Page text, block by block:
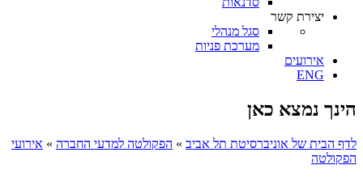
יצירת קשר
סגל מנהלי
מערכת פניות
אירועים
ENG
הינך נמצא כאן
לדף הבית של אוניברסיטת תל אביב » הפקולטה למדעי החברה » אירועי
הפקולטה